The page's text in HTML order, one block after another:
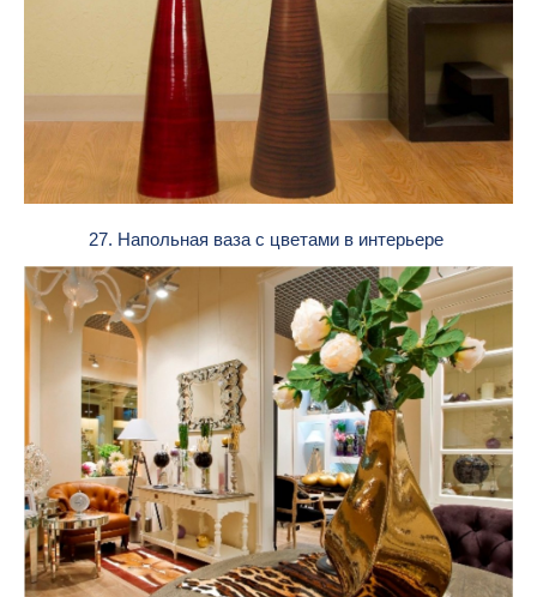
27. Напольная ваза с цветами в интерьере